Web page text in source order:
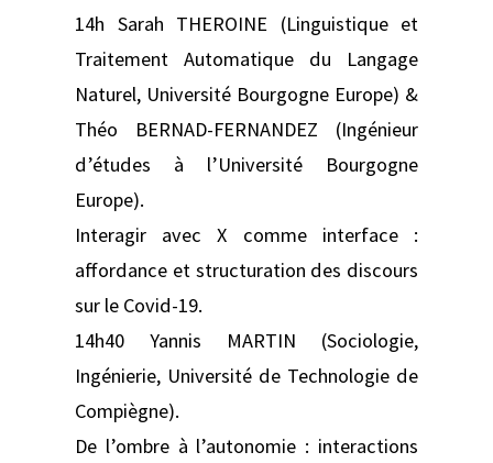
14h Sarah THEROINE (Linguistique et
Traitement Automatique du Langage
Naturel, Université Bourgogne Europe) &
Théo BERNAD-FERNANDEZ (Ingénieur
d’études à l’Université Bourgogne
Europe).
Interagir avec X comme interface :
affordance et structuration des discours
sur le Covid-19.
14h40 Yannis MARTIN (Sociologie,
Ingénierie, Université de Technologie de
Compiègne).
De l’ombre à l’autonomie : interactions